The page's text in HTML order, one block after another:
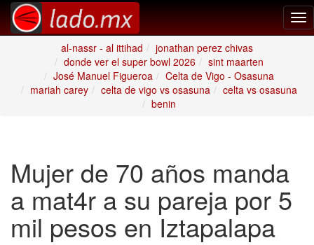
al-nassr - al ittihad
jonathan perez chivas
donde ver el super bowl 2026
sint maarten
José Manuel Figueroa
Celta de Vigo - Osasuna
mariah carey
celta de vigo vs osasuna
celta vs osasuna
benin
Mujer de 70 años manda
a mat4r a su pareja por 5
mil pesos en Iztapalapa